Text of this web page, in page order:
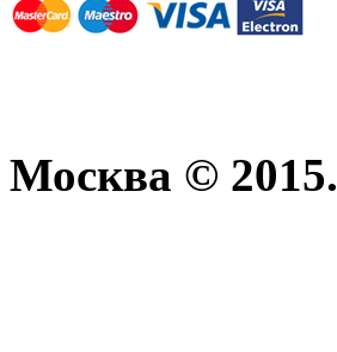
Москва © 2015.